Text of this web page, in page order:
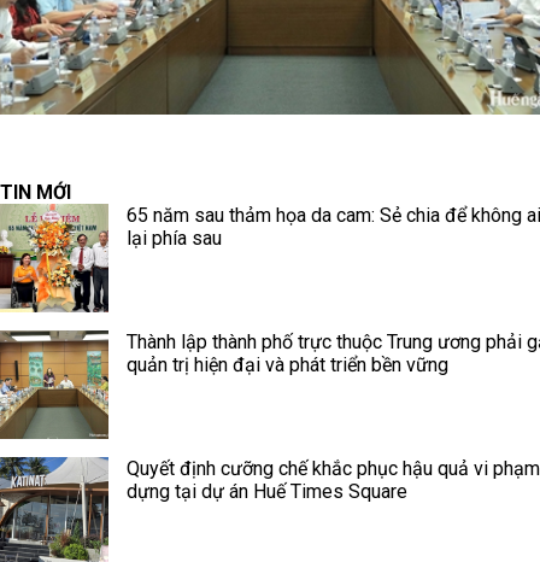
TIN MỚI
65 năm sau thảm họa da cam: Sẻ chia để không
lại phía sau
Thành lập thành phố trực thuộc Trung ương phải
quản trị hiện đại và phát triển bền vững
Quyết định cưỡng chế khắc phục hậu quả vi
dựng tại dự án Huế Times Square